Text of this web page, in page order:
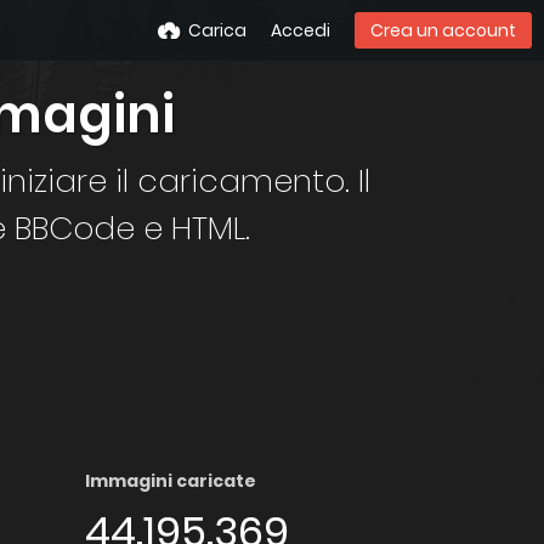
Carica Accedi Crea un account
il caricamento. Il
e HTML.
Immagini caricate
44.195.369